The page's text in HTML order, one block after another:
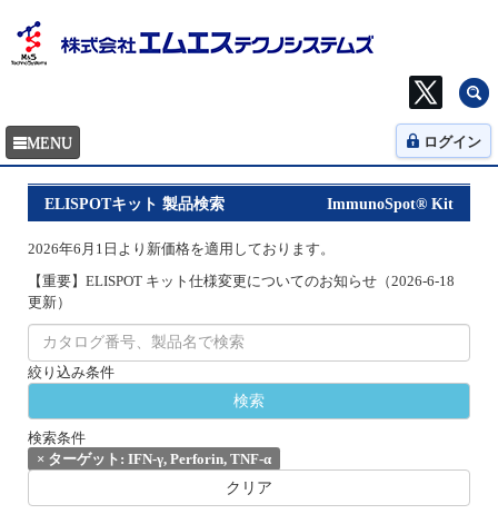
ログイン
ImmunoSpot® Kit
ELISPOTキット 製品検索
2026年6月1日より新価格を適用しております。
【重要】ELISPOT キット仕様変更についてのお知らせ（2026-6-18
更新）
絞り込み条件
検索条件
× ターゲット: IFN-γ, Perforin, TNF-α
クリア